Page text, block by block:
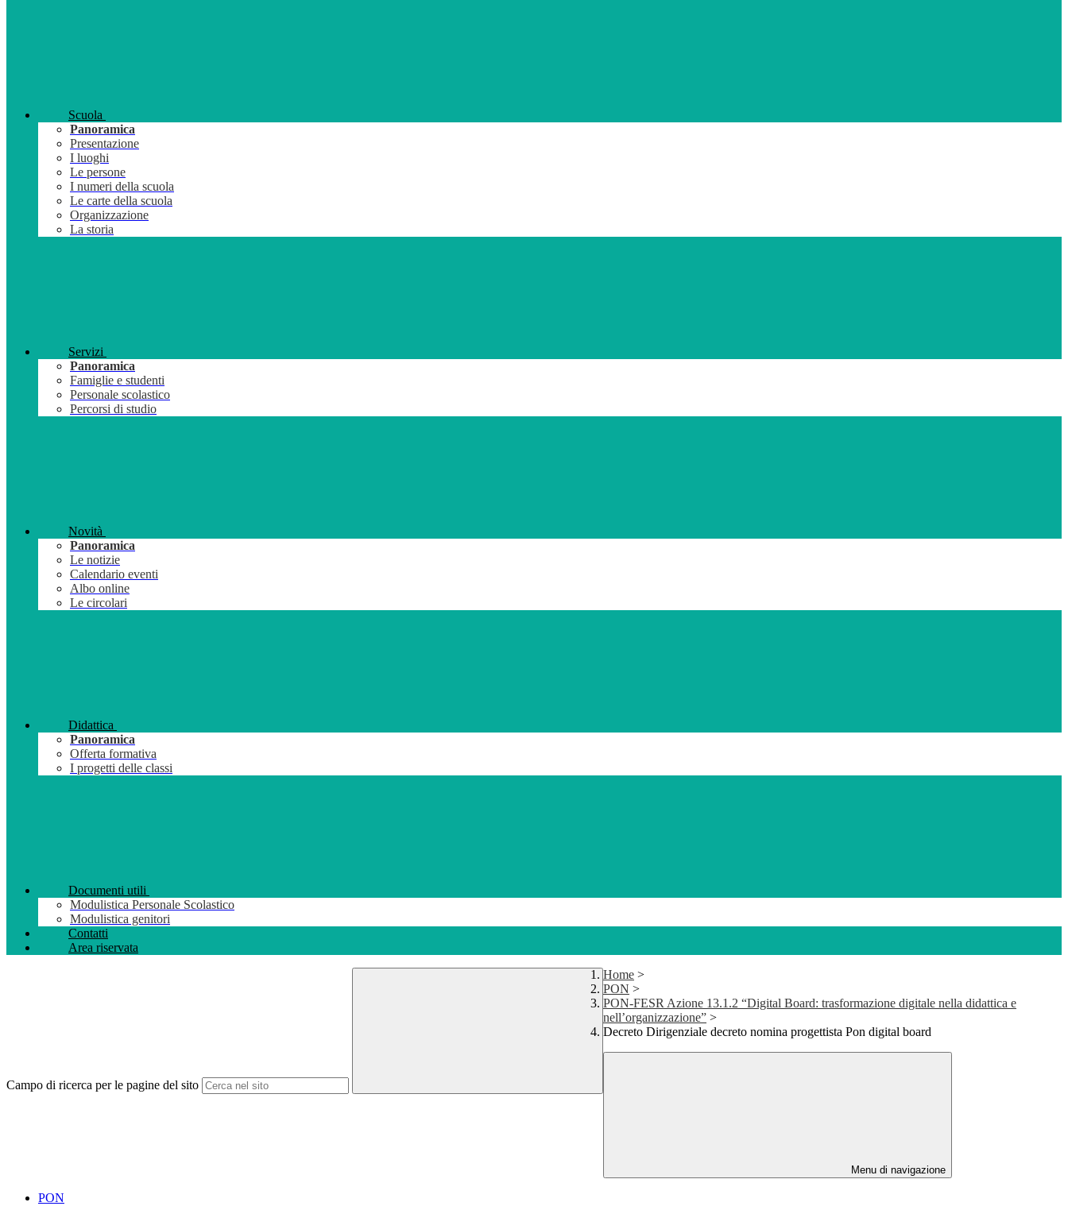
Scuola
Panoramica
Presentazione
I luoghi
Le persone
I numeri della scuola
Le carte della scuola
Organizzazione
La storia
Servizi
Panoramica
Famiglie e studenti
Personale scolastico
Percorsi di studio
Novità
Panoramica
Le notizie
Calendario eventi
Albo online
Le circolari
Didattica
Panoramica
Offerta formativa
I progetti delle classi
Documenti utili
Modulistica Personale Scolastico
Modulistica genitori
Contatti
Area riservata
Campo di ricerca per le pagine del sito
Home >
PON >
PON-FESR Azione 13.1.2 “Digital Board: trasformazione digitale nella didattica e
nell’organizzazione” >
Decreto Dirigenziale decreto nomina progettista Pon digital board
Menu di navigazione
PON